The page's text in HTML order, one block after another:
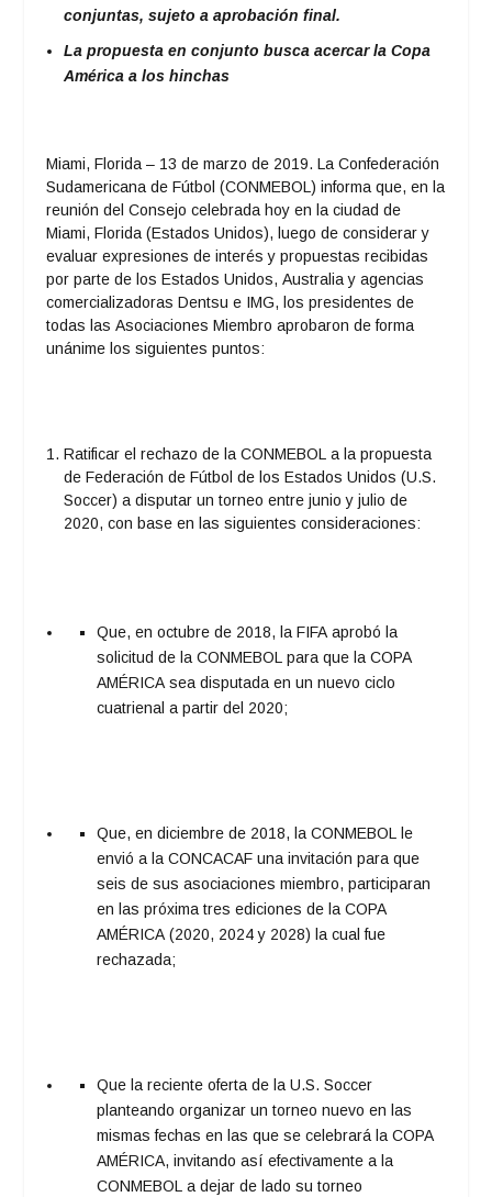
conjuntas, sujeto a aprobación final.
La propuesta en conjunto busca acercar la Copa
América a los hinchas
Miami, Florida – 13 de marzo de 2019. La Confederación
Sudamericana de Fútbol (CONMEBOL) informa que, en la
reunión del Consejo celebrada hoy en la ciudad de
Miami, Florida (Estados Unidos), luego de considerar y
evaluar expresiones de interés y propuestas recibidas
por parte de los Estados Unidos, Australia y agencias
comercializadoras Dentsu e IMG, los presidentes de
todas las Asociaciones Miembro aprobaron de forma
unánime los siguientes puntos:
Ratificar el rechazo de la CONMEBOL a la propuesta
de Federación de Fútbol de los Estados Unidos (U.S.
Soccer) a disputar un torneo entre junio y julio de
2020, con base en las siguientes consideraciones:
Que, en octubre de 2018, la FIFA aprobó la
solicitud de la CONMEBOL para que la COPA
AMÉRICA sea disputada en un nuevo ciclo
cuatrienal a partir del 2020;
Que, en diciembre de 2018, la CONMEBOL le
envió a la CONCACAF una invitación para que
seis de sus asociaciones miembro, participaran
en las próxima tres ediciones de la COPA
AMÉRICA (2020, 2024 y 2028) la cual fue
rechazada;
Que la reciente oferta de la U.S. Soccer
planteando organizar un torneo nuevo en las
mismas fechas en las que se celebrará la COPA
AMÉRICA, invitando así efectivamente a la
CONMEBOL a dejar de lado su torneo